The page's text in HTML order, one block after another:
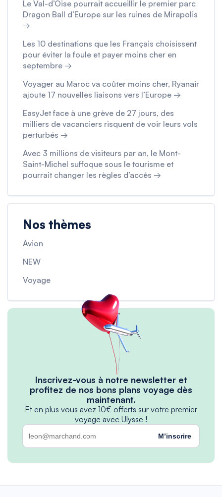
Le Val-d’Oise pourrait accueillir le premier parc
Dragon Ball d’Europe sur les ruines de Mirapolis
→
Les 10 destinations que les Français choisissent
pour éviter la foule et payer moins cher en
septembre →
Voyager au Maroc va coûter moins cher, Ryanair
ajoute 17 nouvelles liaisons vers l’Europe →
EasyJet face à une grève de 27 jours, des
milliers de vacanciers risquent de voir leurs vols
perturbés →
Avec 3 millions de visiteurs par an, le Mont-
Saint-Michel suffoque sous le tourisme et
pourrait changer les règles d’accès →
Nos thèmes
Avion
NEW
Voyage
Inscrivez-vous à notre newsletter et
profitez de nos bons plans voyage dès
maintenant.
Et en plus vous avez 10€ offerts sur votre premier
voyage avec Ulysse !
M’inscrire